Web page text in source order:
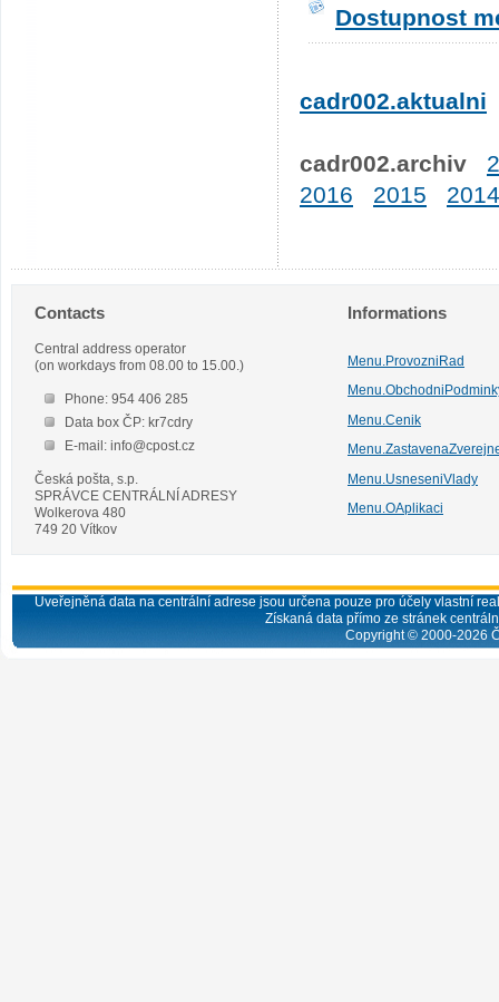
Dostupnost
cadr002.aktualni
cadr002.archiv
2016
2015 2014
Contacts
Central address operator
(on workdays from 08.00 to 15.00.)
Phone: 954 406 285
Data box ČP: kr7cdry
E-mail: info@cpost.cz
Česká pošta, s.p.
SPRÁVCE CENTRÁLNÍ ADRESY
Wolkerova 480
749 20 Vítkov
Informations
Menu.ProvozniRad
Menu.Cenik
Menu.UsneseniVlady
Menu.OAplikaci
Uveřejněná data na centrální adrese jsou určena pouze pro účely vlastní
Získaná data přímo ze stránek
Copyright © 2000-2026